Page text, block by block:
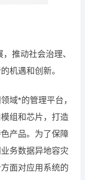
推动社会治理、
机遇和创新。
域*的管理平台，
组和芯片，打造
产品。为了保障
务数据异地容灾
面对应用系统的